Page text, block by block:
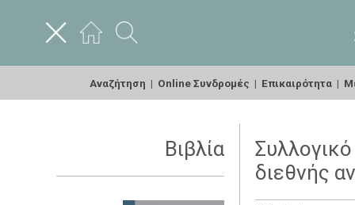
Αναζήτηση | Online Συνδρομές | Επικαιρότητα |
Βιβλία
διεθνής